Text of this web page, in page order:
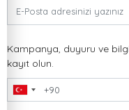
Kampanya, duyuru ve
kayıt olun.